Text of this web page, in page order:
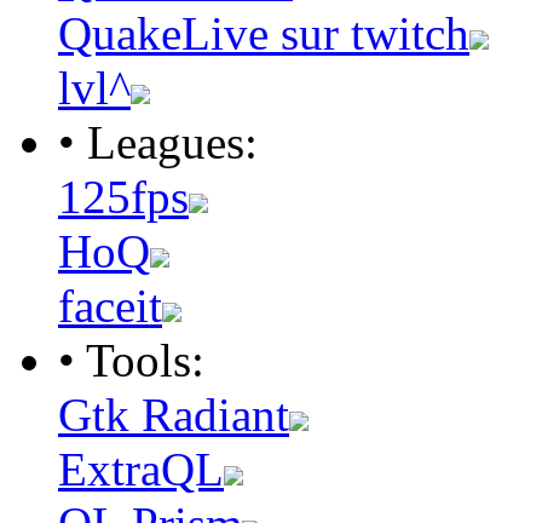
QuakeLive sur twitch
lvl^
• Leagues:
125fps
HoQ
faceit
• Tools:
Gtk Radiant
ExtraQL